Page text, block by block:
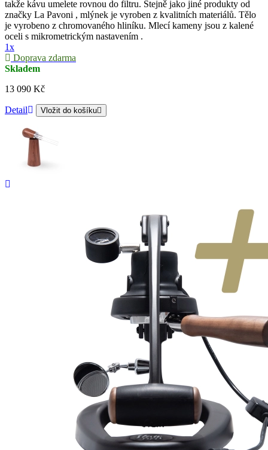
takže kávu umelete rovnou do filtru. Stejně jako jiné produkty od
značky La Pavoni , mlýnek je vyroben z kvalitních materiálů. Tělo
je vyrobeno z chromovaného hliníku. Mlecí kameny jsou z kalené
oceli s mikrometrickým nastavením .
1x
Doprava zdarma
Skladem
13 090 Kč
Detail Vložit do košíku